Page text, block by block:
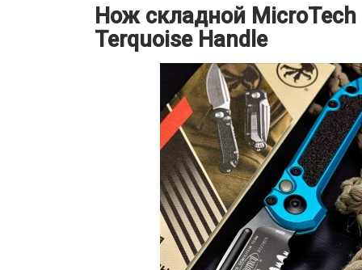
Нож складной MicroTech
Terquoise Handle